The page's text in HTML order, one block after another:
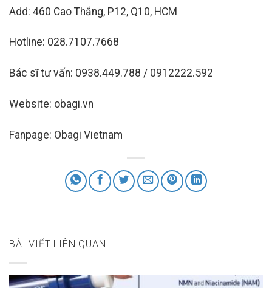
Add: 460 Cao Thắng, P12, Q10, HCM
Hotline: 028.7107.7668
Bác sĩ tư vấn: 0938.449.788 / 0912222.592
Website: obagi.vn
Fanpage: Obagi Vietnam
BÀI VIẾT LIÊN QUAN